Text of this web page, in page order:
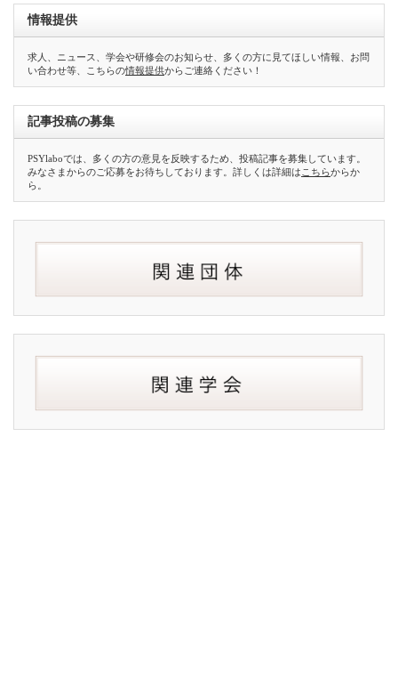
情報提供
求人、ニュース、学会や研修会のお知らせ、多くの方に見てほしい情報、お問
い合わせ等、こちらの情報提供からご連絡ください！
記事投稿の募集
PSYlaboでは、多くの方の意見を反映するため、投稿記事を募集しています。
みなさまからのご応募をお待ちしております。詳しくは詳細は こちらからか
ら。